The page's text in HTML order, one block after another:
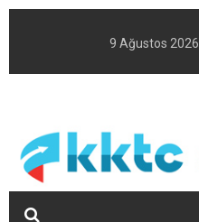
9 Ağustos 2026